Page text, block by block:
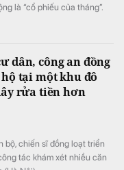
là “cổ phiếu của tháng”.
dân, công an đồng
tại một khu đô
rửa tiền hơn
bộ, chiến sĩ đồng loạt triển
tác khám xét nhiều căn